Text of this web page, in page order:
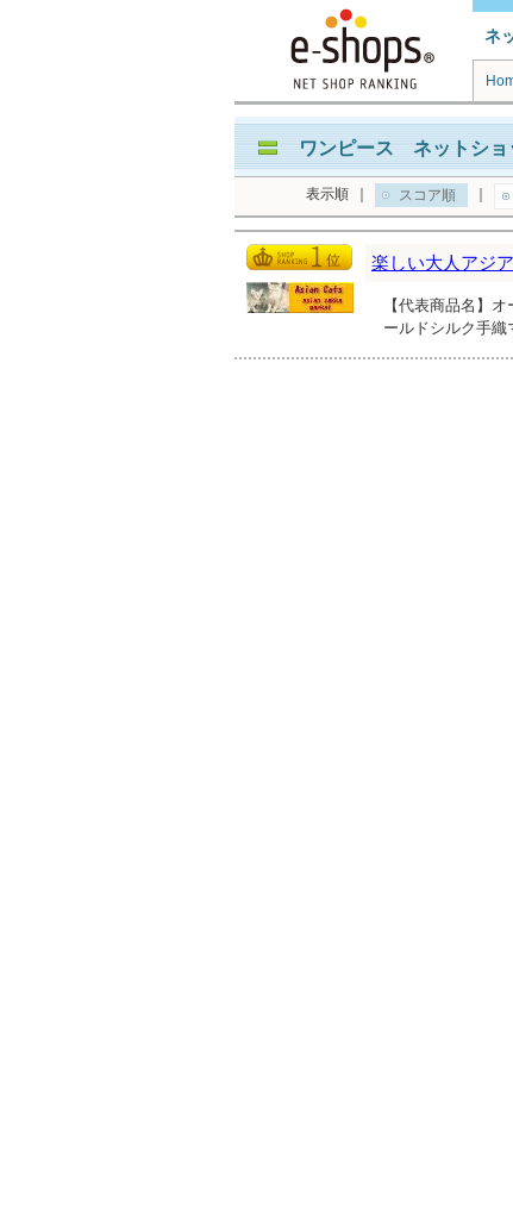
ネ
ワンピース ネットショ
表示順 スコア順
楽しい大人アジ
【代表商品名】
ールドシルク手